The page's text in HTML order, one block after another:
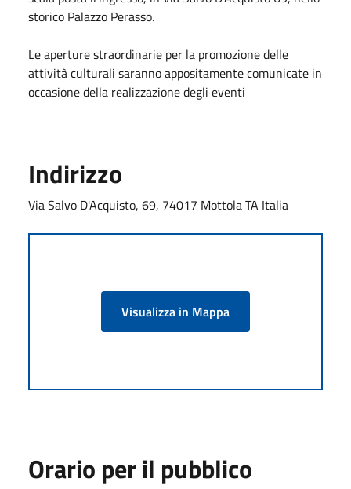
storico Palazzo Perasso.
Le aperture straordinarie per la promozione delle
attività culturali saranno appositamente comunicate in
occasione della realizzazione degli eventi
Indirizzo
Via Salvo D'Acquisto, 69, 74017 Mottola TA Italia
Visualizza in Mappa
Orario per il pubblico